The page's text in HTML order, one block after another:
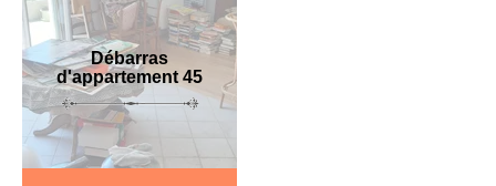
Débarras
d'appartement 45